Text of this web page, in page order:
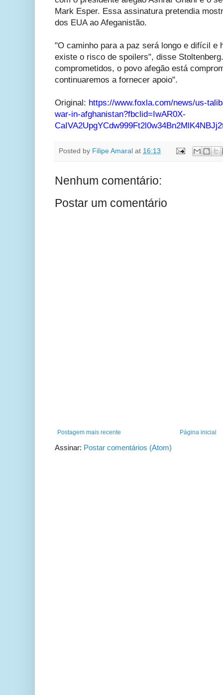
Mark Esper. Essa assinatura pretendia
dos EUA ao Afeganistão.
"O caminho para a paz será longo e difícil e
existe o risco de spoilers", disse
comprometidos, o povo afegão está
continuaremos a fornecer apoio".
Original: https://www.foxla.com/news/us-
war-in-afghanistan?fbclid=IwAR0X-
Posted by Filipe Amaral at 16:13
Nenhum comentário:
Postar um comentário
Postagem mais recente Página inicial
Assinar: Postar comentários (Atom)